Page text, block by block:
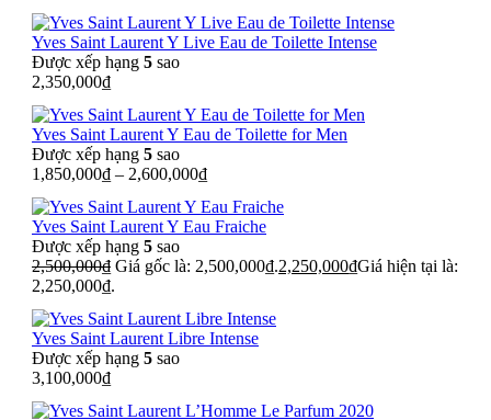
Yves Saint Laurent Y Live Eau de Toilette Intense
Được xếp hạng 5 sao
2,350,000₫
Yves Saint Laurent Y Eau de Toilette for Men
Được xếp hạng 5 sao
1,850,000₫ – 2,600,000₫
Yves Saint Laurent Y Eau Fraiche
Được xếp hạng 5 sao
2,500,000₫ Giá gốc là: 2,500,000₫.2,250,000₫Giá hiện tại là:
2,250,000₫.
Yves Saint Laurent Libre Intense
Được xếp hạng 5 sao
3,100,000₫